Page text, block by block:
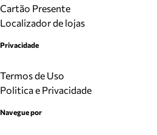
Cartão Presente
Localizador de lojas
Privacidade
Termos de Uso
Politica e Privacidade
Navegue por